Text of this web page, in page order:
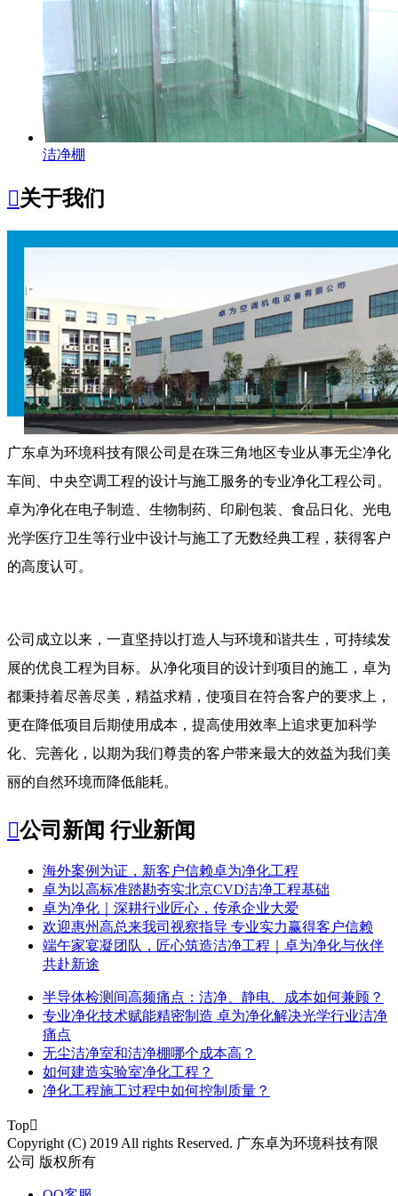
洁净棚
关于我们
广东卓为环境科技有限公司是在珠三角地区专业从事无尘净化
车间、中央空调工程的设计与施工服务的专业净化工程公司。
卓为净化在电子制造、生物制药、印刷包装、食品日化、光电
光学医疗卫生等行业中设计与施工了无数经典工程，获得客户
的高度认可。
公司成立以来，一直坚持以打造人与环境和谐共生，可持续发
展的优良工程为目标。从净化项目的设计到项目的施工，卓为
都秉持着尽善尽美，精益求精，使项目在符合客户的要求上，
更在降低项目后期使用成本，提高使用效率上追求更加科学
化、完善化，以期为我们尊贵的客户带来最大的效益为我们美
丽的自然环境而降低能耗。
公司新闻 行业新闻
​海外案例为证，新客户信赖卓为净化工程
​卓为以高标准踏勘夯实北京CVD洁净工程基础
卓为净化｜深耕行业匠心，传承企业大爱
​欢迎惠州高总来我司视察指导 专业实力赢得客户信赖
端午家宴凝团队，匠心筑造洁净工程｜卓为净化与伙伴
共赴新途
半导体检测间高频痛点：洁净、静电、成本如何兼顾？
专业净化技术赋能精密制造 卓为净化解决光学行业洁净
痛点
无尘洁净室和洁净棚哪个成本高？
如何建造实验室净化工程？
净化工程施工过程中如何控制质量？
Top
Copyright (C) 2019 All rights Reserved. 广东卓为环境科技有限
公司 版权所有